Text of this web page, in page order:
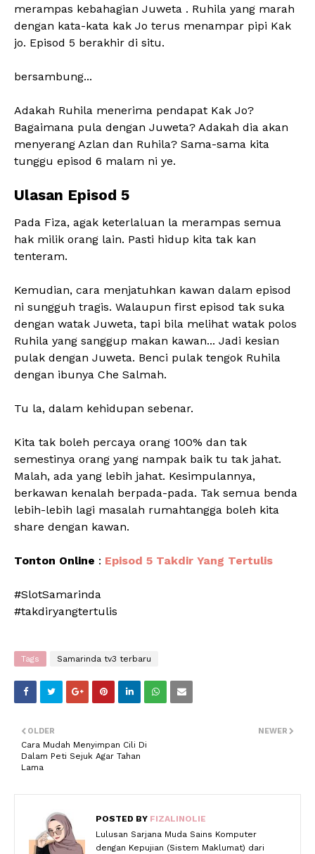
merampas kebahagian Juweta . Ruhila yang marah
dengan kata-kata kak Jo terus menampar pipi Kak
jo. Episod 5 berakhir di situ.
bersambung...
Adakah Ruhila menerima pendapat Kak Jo?
Bagaimana pula dengan Juweta? Adakah dia akan
menyerang Azlan dan Ruhila? Sama-sama kita
tunggu episod 6 malam ni ye.
Ulasan Episod 5
Pada Fiza, agak keterlaluan la merampas semua
hak milik orang lain. Pasti hidup kita tak kan
tenteram.
Kemudian, cara menjatuhkan kawan dalam episod
ni sungguh tragis. Walaupun first episod tak suka
dengan watak Juweta, tapi bila melihat watak polos
Ruhila yang sanggup makan kawan... Jadi kesian
pulak dengan Juweta. Benci pulak tengok Ruhila
dengan ibunya Che Salmah.
Tu la, dalam kehidupan sebenar.
Kita tak boleh percaya orang 100% dan tak
semestinya orang yang nampak baik tu tak jahat.
Malah, ada yang lebih jahat. Kesimpulannya,
berkawan kenalah berpada-pada. Tak semua benda
lebih-lebih lagi masalah rumahtangga boleh kita
share dengan kawan.
Tonton Online : Episod 5 Takdir Yang Tertulis
#SlotSamarinda
#takdiryangtertulis
Tags Samarinda tv3 terbaru
NEWER
OLDER
Cara Mudah Menyimpan Cili Di
Dalam Peti Sejuk Agar Tahan
Lama
POSTED BY FIZALINOLIE
Lulusan Sarjana Muda Sains Komputer
dengan Kepujian (Sistem Maklumat) dari